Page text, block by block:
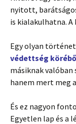
nyitott,
is kialakulhatna.
Egy olyan
védettség
másiknak valóban
hanem mert meg
És ez nagyon
Egyetlen lap és a